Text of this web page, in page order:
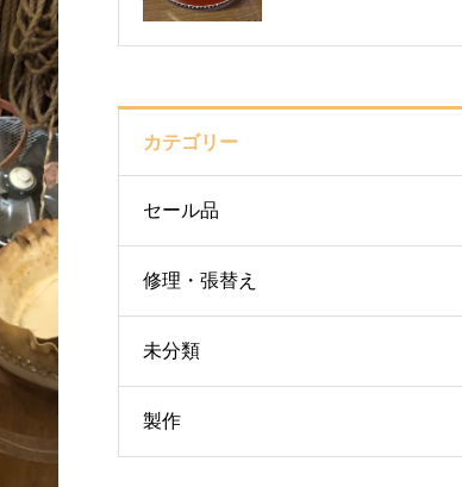
カテゴリー
セール品
修理・張替え
未分類
製作